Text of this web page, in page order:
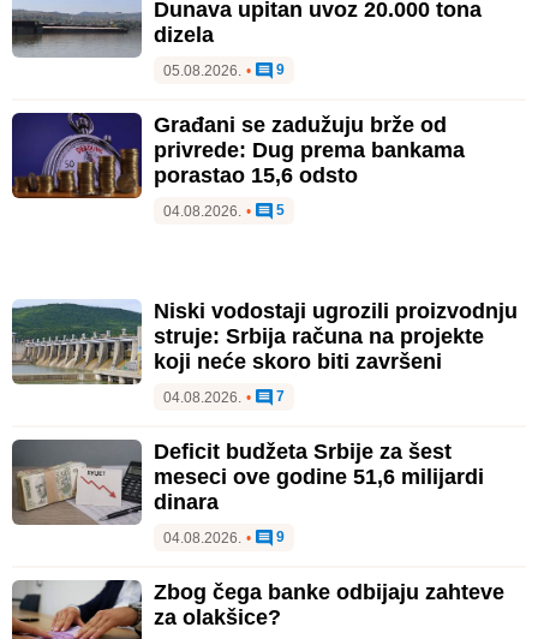
Dunava upitan uvoz 20.000 tona
dizela
05.08.2026. • 9
Građani se zadužuju brže od
privrede: Dug prema bankama
porastao 15,6 odsto
04.08.2026. • 5
Niski vodostaji ugrozili proizvodnju
struje: Srbija računa na projekte
koji neće skoro biti završeni
04.08.2026. • 7
Deficit budžeta Srbije za šest
meseci ove godine 51,6 milijardi
dinara
04.08.2026. • 9
Zbog čega banke odbijaju zahteve
za olakšice?